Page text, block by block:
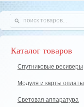
Каталог товаров
Спутниковые ресиверы
Модуля и карты оплаты
Световая аппаратура